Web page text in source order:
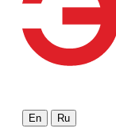
En Ru